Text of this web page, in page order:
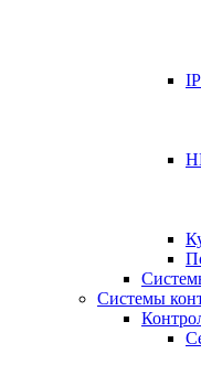
Системы